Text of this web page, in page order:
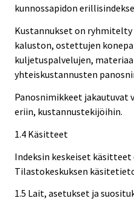
kunnossapidon
Kustannukset on
kaluston, ostettujen
kuljetuspalvelujen,
yhteiskustannusten
Panosnimikkeet jakautuvat
eriin, kustannustekijöihin.
1.4 Käsitteet
Indeksin keskeiset
Tilastokeskuksen
1.5 Lait, asetukset ja